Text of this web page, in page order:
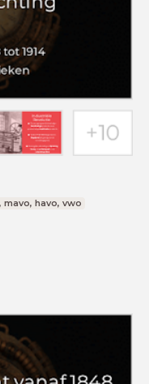
mavo, havo, vwo